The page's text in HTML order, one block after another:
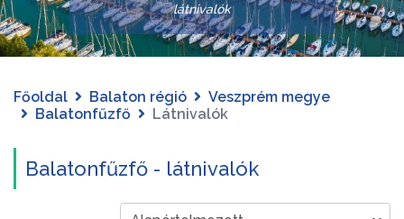
látnivalók
Főoldal Balaton régió
Veszprém megye
Balatonfűzfő
Látnivalók
Balatonfűzfő - látnivalók